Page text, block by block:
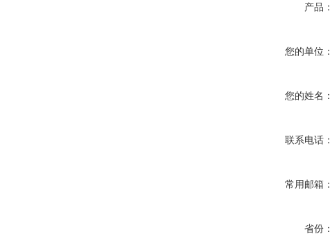
产品：
您的单位：
您的姓名：
联系电话：
常用邮箱：
省份：